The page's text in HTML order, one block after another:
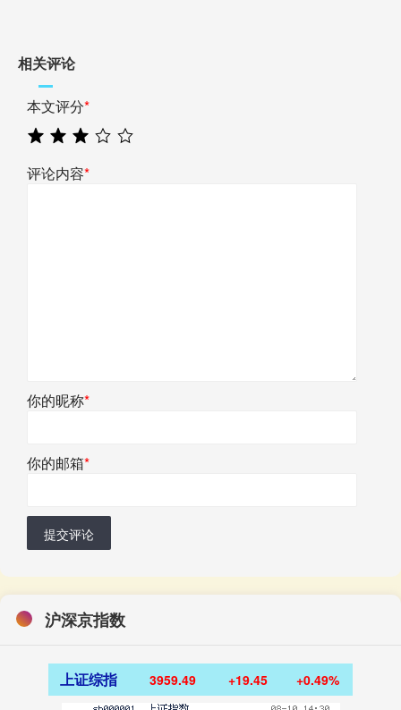
相关评论
本文评分*
评论内容*
你的昵称*
你的邮箱*
提交评论
沪深京指数
上证综指 3959.49 +19.45 +0.49%